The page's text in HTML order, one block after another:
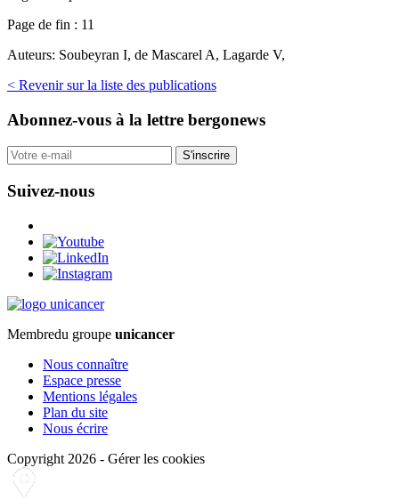
Page de fin : 11
Auteurs: Soubeyran I, de Mascarel A, Lagarde V,
< Revenir sur la liste des publications
Abonnez-vous à la lettre bergonews
S'inscrire
Suivez-nous
Membredu groupe unicancer
Nous connaître
Espace presse
Mentions légales
Plan du site
Nous écrire
Copyright 2026 - Gérer les cookies